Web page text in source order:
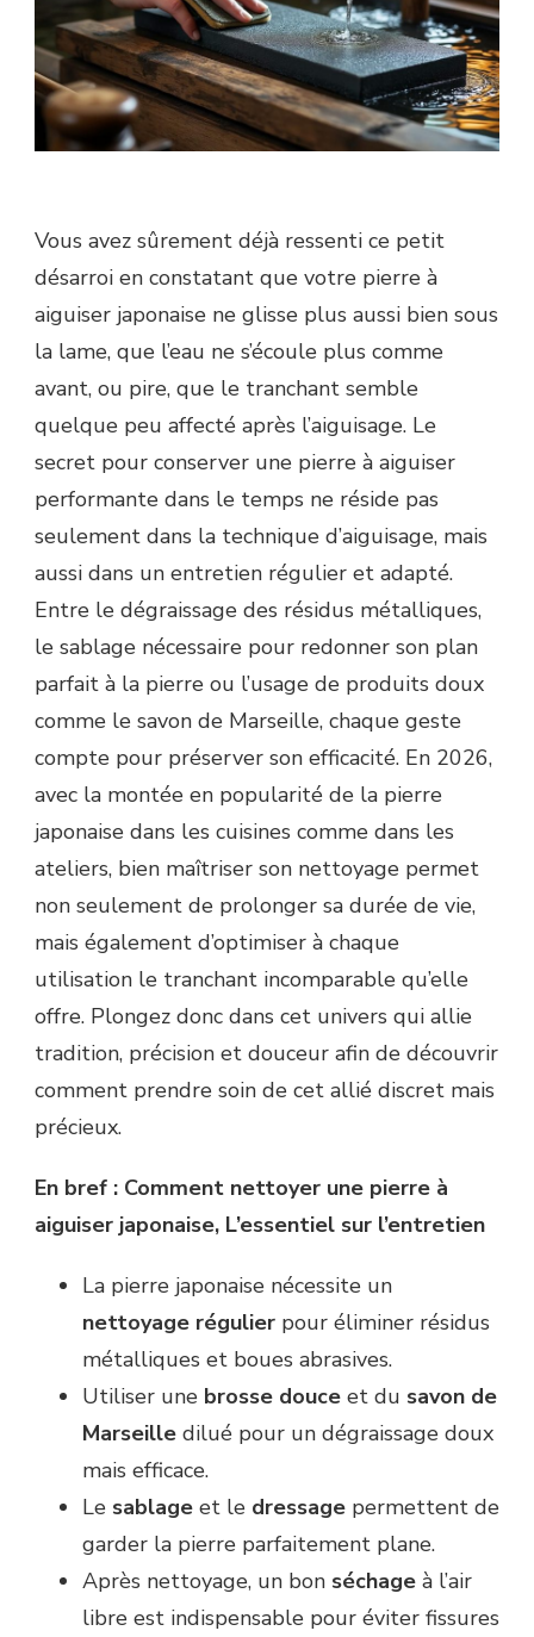
Vous avez sûrement déjà ressenti ce petit
désarroi en constatant que votre pierre à
aiguiser japonaise ne glisse plus aussi bien sous
la lame, que l’eau ne s’écoule plus comme
avant, ou pire, que le tranchant semble
quelque peu affecté après l’aiguisage. Le
secret pour conserver une pierre à aiguiser
performante dans le temps ne réside pas
seulement dans la technique d’aiguisage, mais
aussi dans un entretien régulier et adapté.
Entre le dégraissage des résidus métalliques,
le sablage nécessaire pour redonner son plan
parfait à la pierre ou l’usage de produits doux
comme le savon de Marseille, chaque geste
compte pour préserver son efficacité. En 2026,
avec la montée en popularité de la pierre
japonaise dans les cuisines comme dans les
ateliers, bien maîtriser son nettoyage permet
non seulement de prolonger sa durée de vie,
mais également d’optimiser à chaque
utilisation le tranchant incomparable qu’elle
offre. Plongez donc dans cet univers qui allie
tradition, précision et douceur afin de découvrir
comment prendre soin de cet allié discret mais
précieux.
En bref : Comment nettoyer une pierre à
aiguiser japonaise, L’essentiel sur l’entretien
La pierre japonaise nécessite un
nettoyage régulier pour éliminer résidus
métalliques et boues abrasives.
Utiliser une brosse douce et du savon de
Marseille dilué pour un dégraissage doux
mais efficace.
Le sablage et le dressage permettent de
garder la pierre parfaitement plane.
Après nettoyage, un bon séchage à l’air
libre est indispensable pour éviter fissures